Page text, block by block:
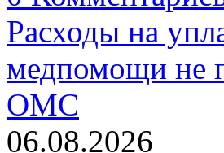
Расходы на
медпомощи не
ОМС
06.08.2026